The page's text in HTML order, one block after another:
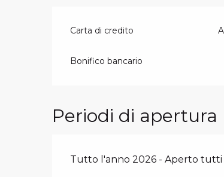
Carta di credito
Bonifico bancario
Periodi di apertura
Tutto l'anno 2026 - Aperto tutti